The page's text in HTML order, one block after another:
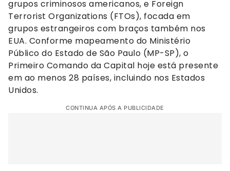
grupos criminosos americanos, e Foreign
Terrorist Organizations (FTOs), focada em
grupos estrangeiros com braços também nos
EUA. Conforme mapeamento do Ministério
Público do Estado de São Paulo (MP-SP), o
Primeiro Comando da Capital hoje está presente
em ao menos 28 países, incluindo nos Estados
Unidos.
CONTINUA APÓS A PUBLICIDADE